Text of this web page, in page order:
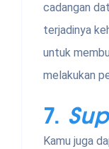
cadangan
terjadinya
untuk
melakukan
7.
Kamu juga